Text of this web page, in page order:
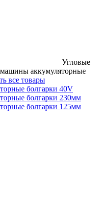
Угловые
аккумуляторные
все товары
болгарки 40V
болгарки 230мм
болгарки 125мм